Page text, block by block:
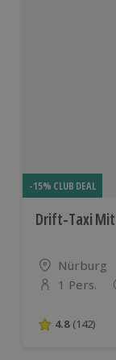
-15% CLUB DEAL
Drift-Taxi
Standort
Nürburg
Anzahl der
1 Pers.
4.8 von 5
4.8 (142)